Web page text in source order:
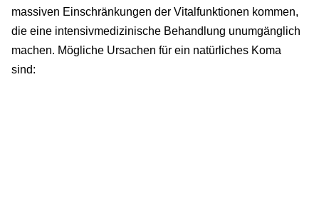
massiven Einschränkungen der Vitalfunktionen kommen,
die eine intensivmedizinische Behandlung unumgänglich
machen. Mögliche Ursachen für ein natürliches Koma
sind: